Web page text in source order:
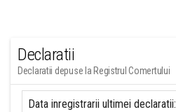
Declaratii
Declaratii depuse la Registrul Comertului
Data inregistrarii ultimei declaratii: